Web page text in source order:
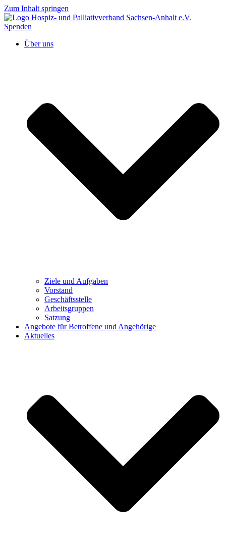
Zum Inhalt springen
Spenden
Über uns
Ziele und Aufgaben
Vorstand
Geschäftsstelle
Arbeitsgruppen
Satzung
Angebote für Betroffene und Angehörige
Aktuelles